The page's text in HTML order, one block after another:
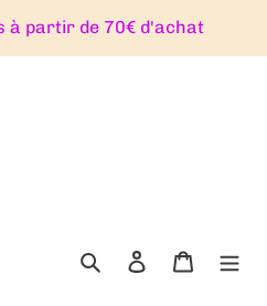
à partir de 70€ d'achat
RechercherSe connecter
Panier